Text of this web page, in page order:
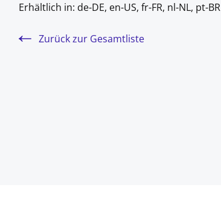
Erhältlich in: de-DE, en-US, fr-FR, nl-NL, pt-BR
Zurück zur Gesamtliste